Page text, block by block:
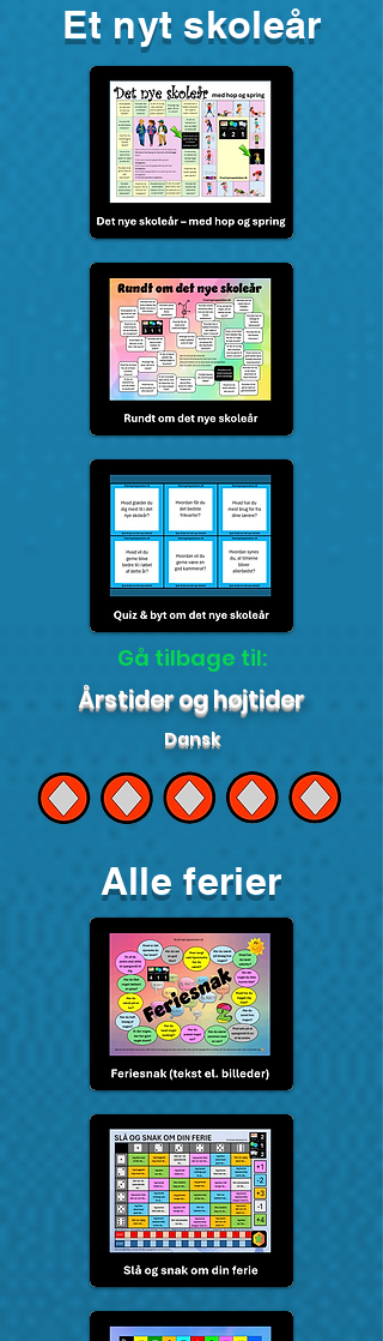
Et nyt skoleår
Gå tilbage til:
Årstider og højtider
Dansk
Alle ferier